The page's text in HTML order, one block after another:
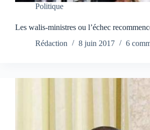
Politique
Les walis-ministres ou l’échec
Rédaction
8 juin 2017 6